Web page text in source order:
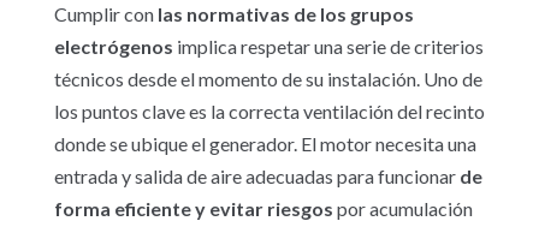
Cumplir con las normativas de los grupos
electrógenos implica respetar una serie de criterios
técnicos desde el momento de su instalación. Uno de
los puntos clave es la correcta ventilación del recinto
donde se ubique el generador. El motor necesita una
entrada y salida de aire adecuadas para funcionarde
forma eficiente y evitar riesgos por acumulación